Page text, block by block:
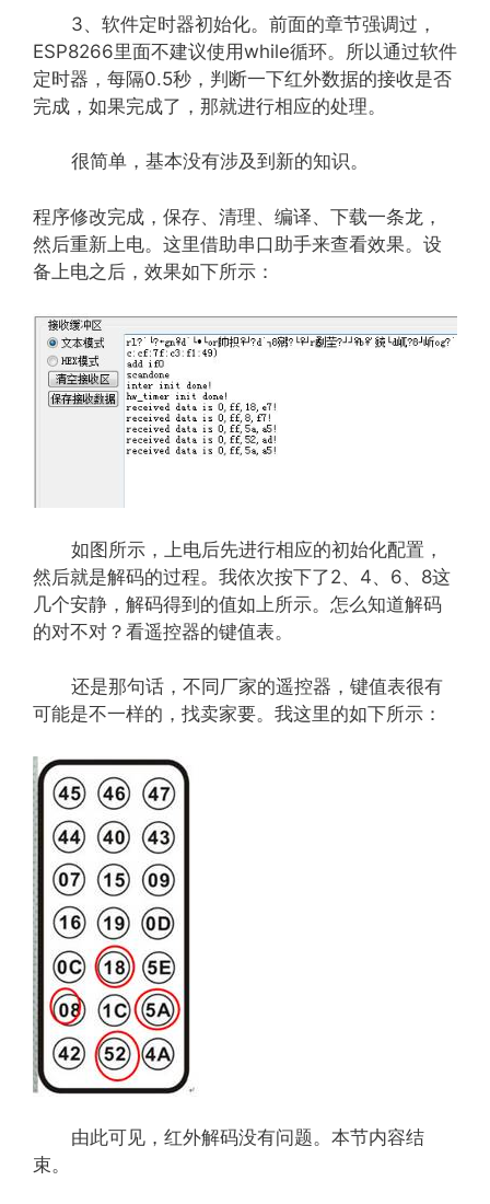
3、软件定时器初始化。前面的章节强调过，
ESP8266里面不建议使用while循环。所以通过软件
定时器，每隔0.5秒，判断一下红外数据的接收是否
完成，如果完成了，那就进行相应的处理。
很简单，基本没有涉及到新的知识。
程序修改完成，保存、清理、编译、下载一条龙，
然后重新上电。这里借助串口助手来查看效果。设
备上电之后，效果如下所示：
如图所示，上电后先进行相应的初始化配置，
然后就是解码的过程。我依次按下了2、4、6、8这
几个安静，解码得到的值如上所示。怎么知道解码
的对不对？看遥控器的键值表。
还是那句话，不同厂家的遥控器，键值表很有
可能是不一样的，找卖家要。我这里的如下所示：
由此可见，红外解码没有问题。本节内容结
束。